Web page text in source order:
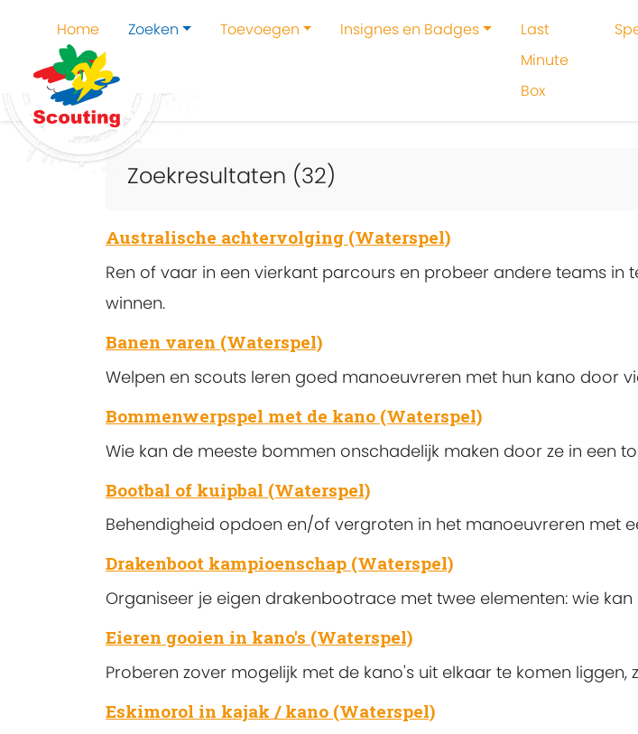
Home Zoeken Toevoegen Insignes en Badges
Last
Minute
Box
Home
Zoekresultaten (32)
Australische achtervolging (Waterspel)
Ren of vaar in een vierkant parcours en probeer andere teams
winnen.
Banen varen (Waterspel)
Welpen en scouts leren goed manoeuvreren met hun kano door
Bommenwerpspel met de kano (Waterspel)
Wie kan de meeste bommen onschadelijk maken door ze in een
Bootbal of kuipbal (Waterspel)
Behendigheid opdoen en/of vergroten in het manoeuvreren met
Drakenboot kampioenschap (Waterspel)
Organiseer je eigen drakenbootrace met twee elementen: wie
Eieren gooien in kano's (Waterspel)
Proberen zover mogelijk met de kano's uit elkaar te komen
Eskimorol in kajak / kano (Waterspel)